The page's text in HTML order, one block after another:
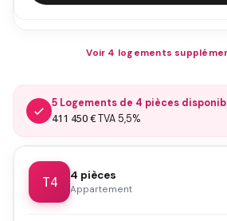
Voir 4 logements
5 Logements de 4 pièces
411 450 €TVA 5,5%
T4 4 pièces
Appartement